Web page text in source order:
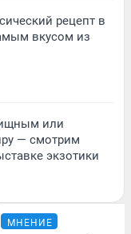
рецепт в
вкусом из
или
— смотрим
экзотики
МНЕНИЕ